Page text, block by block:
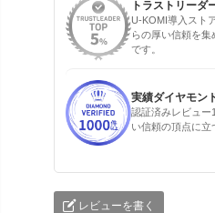
トラストリーダ
U-KOMI導入スト
らの厚い信頼を
です。
実績ダイヤモン
認証済みレビュー
い信頼の頂点に立
レビューを書く